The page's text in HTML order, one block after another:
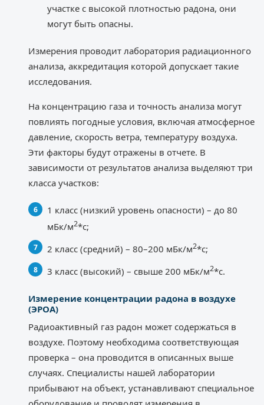
участке с высокой плотностью радона, они
могут быть опасны.
Измерения проводит лаборатория радиационного
анализа, аккредитация которой допускает такие
исследования.
На концентрацию газа и точность анализа могут
повлиять погодные условия, включая атмосферное
давление, скорость ветра, температуру воздуха.
Эти факторы будут отражены в отчете. В
зависимости от результатов анализа выделяют три
класса участков:
1 класс (низкий уровень опасности) – до 80
мБк/м2*с;
2 класс (средний) – 80–200 мБк/м2*с;
3 класс (высокий) – свыше 200 мБк/м2*с.
Измерение концентрации радона в воздухе
(ЭРОА)
Радиоактивный газ радон может содержаться в
воздухе. Поэтому необходима соответствующая
проверка – она проводится в описанных выше
случаях. Специалисты нашей лаборатории
прибывают на объект, устанавливают специальное